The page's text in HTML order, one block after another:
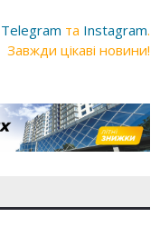
Telegram та Instagram.
Завжди цікаві новини!